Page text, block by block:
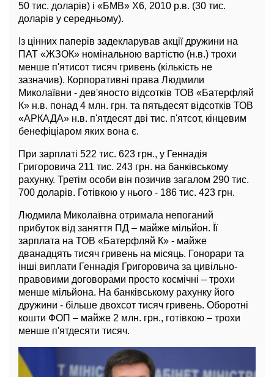
50 тис. доларів) і «БМВ» Х6, 2010 р.в. (30 тис.
доларів у середньому).
Із цінних паперів задекларував акції дружини на
ПАТ «ЖЗОК» номінальною вартістю (н.в.) трохи
менше п'ятисот тисяч гривень (кількість не
зазначив). Корпоративні права Людмили
Миколаївни - дев'яносто відсотків ТОВ «Батерфляй
К» н.в. понад 4 млн. грн. та пятьдесят відсотків ТОВ
«АРКАДА» н.в. п'ятдесят дві тис. п'ятсот, кінцевим
бенефіціаром яких вона є.
При зарплаті 522 тис. 623 грн., у Геннадія
Григоровича 211 тис. 243 грн. на банківському
рахунку. Третім особи він позичив загалом 290 тис.
700 доларів. Готівкою у нього - 186 тис. 423 грн.
Людмила Миколаївна отримала непоганий
прибуток від заняття ПД – майже мільйон. Її
зарплата на ТОВ «Батерфляй К» - майже
дванадцять тисяч гривень на місяць. Гонорари та
інші виплати Геннадія Григоровича за цивільно-
правовими договорами просто космічні – трохи
менше мільйона. На банківському рахунку його
дружини - більше двохсот тисяч гривень. Оборотні
кошти ФОП – майже 2 млн. грн., готівкою – трохи
менше п'ятдесяти тисяч.